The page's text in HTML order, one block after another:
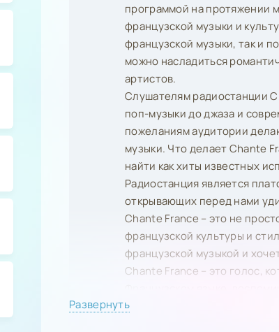
программой на протяжении
французской музыки и
французской музыки, так и
можно насладиться
артистов.
Слушателям радиостанции
поп-музыки до джаза и
пожеланиям аудитории
музыки. Что делает Chante
найти как хиты известных
Радиостанция является
открывающих перед нами
Chante France – это не
французской культуры и
французской музыкой и
Chante France – это голос,
окунись в эту
Развернуть